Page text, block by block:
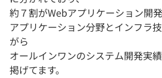
約７割がWebアプリケーション開発
アプリケーション分野とインフラ
がら
オールインワンのシステム開発実
掲げてます。